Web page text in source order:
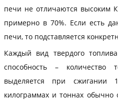
печи не отличаются высоким
примерно в 70%. Если есть
печи, то подставляется
Каждый вид твердого
способность – количество
выделяется при сжигании
килограммах и тоннах обычно